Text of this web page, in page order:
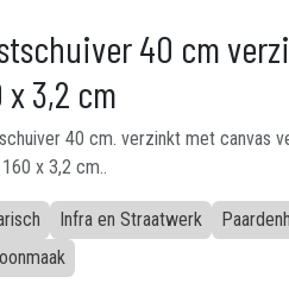
40 cm
x 3,2 cm
40 cm. verzinkt met canvas
x 3,2 cm..
Infra en Straatwerk